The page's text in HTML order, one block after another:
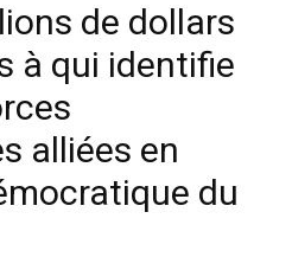
de dollars
à qui identifie
alliées en
du